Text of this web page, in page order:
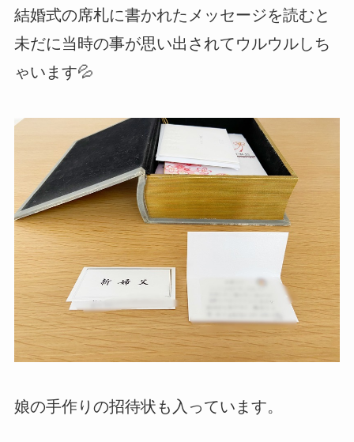
結婚式の席札に書かれたメッセージを読むと
未だに当時の事が思い出されてウルウルしち
ゃいます💦
娘の手作りの招待状も入っています。